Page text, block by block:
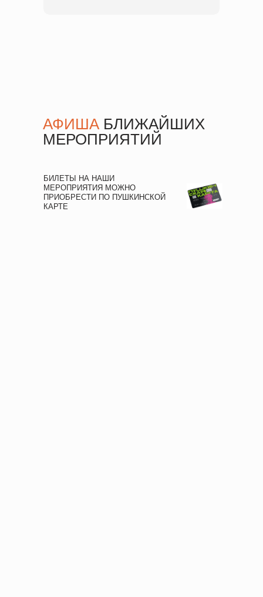
АФИША БЛИЖАЙШИХ
МЕРОПРИЯТИЙ
БИЛЕТЫ НА НАШИ
МЕРОПРИЯТИЯ МОЖНО
ПРИОБРЕСТИ ПО ПУШКИНСКОЙ
КАРТЕ